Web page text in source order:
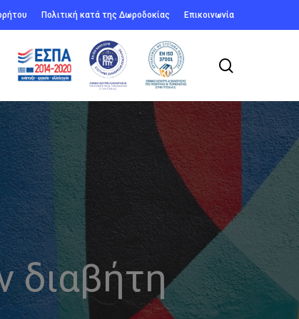
Πολιτική κατά της Δωροδοκίας Επικοινωνία
διαβήτη